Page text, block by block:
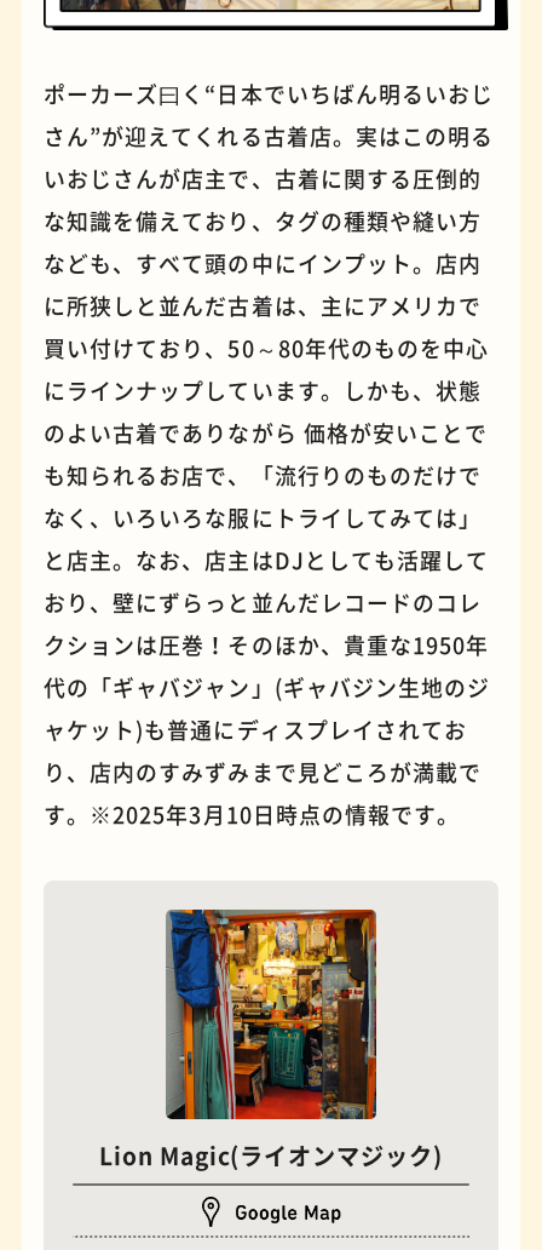
占い 蕎麦
モーニング フィギュアショップ
ポーカーズ曰く“日本でいちばん明るいおじ
さん”が迎えてくれる古着店。実はこの明る
いおじさんが店主で、古着に関する圧倒的
な知識を備えており、タグの種類や縫い方
なども、すべて頭の中にインプット。店内
に所狭しと並んだ古着は、主にアメリカで
買い付けており、50～80年代のものを中心
にラインナップしています。しかも、状態
のよい古着でありながら 価格が安いことで
も知られるお店で、「流行りのものだけで
なく、いろいろな服にトライしてみては」
と店主。なお、店主はDJとしても活躍して
おり、壁にずらっと並んだレコードのコレ
クションは圧巻！そのほか、貴重な1950年
代の「ギャバジャン」(ギャバジン生地のジ
ャケット)も普通にディスプレイされてお
り、店内のすみずみまで見どころが満載で
す。※2025年3月10日時点の情報です。
Lion Magic(ライオンマジック)